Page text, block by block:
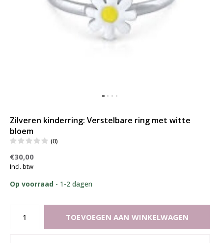
Zilveren kinderring: Verstelbare ring met witte
bloem
(0)
€30,00
Incl. btw
Op voorraad - 1-2 dagen
TOEVOEGEN AAN WINKELWAGEN